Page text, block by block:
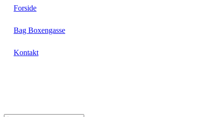
Forside
Bag Boxengasse
Kontakt